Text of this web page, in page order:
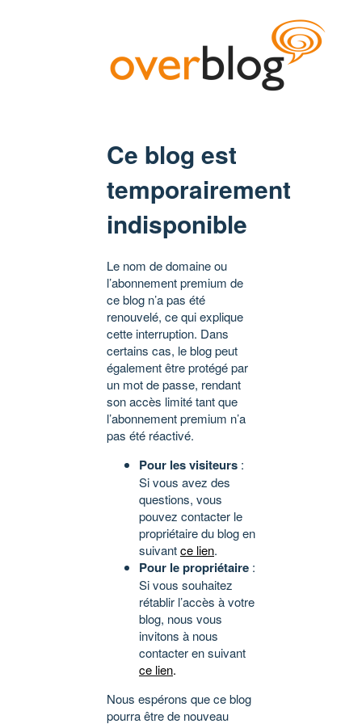
Ce blog est
temporairement
indisponible
Le nom de domaine ou
l’abonnement premium de
ce blog n’a pas été
renouvelé, ce qui explique
cette interruption. Dans
certains cas, le blog peut
également être protégé par
un mot de passe, rendant
son accès limité tant que
l’abonnement premium n’a
pas été réactivé.
Pour les visiteurs :
Si vous avez des
questions, vous
pouvez contacter le
propriétaire du blog en
suivantce lien.
Pour le propriétaire :
Si vous souhaitez
rétablir l’accès à votre
blog, nous vous
invitons à nous
contacter en suivant
ce lien.
Nous espérons que ce blog
pourra être de nouveau